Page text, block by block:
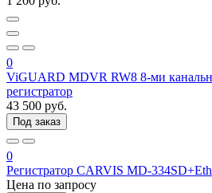
0
ViGUARD MDVR RW8 8-ми
регистратор
43 500 руб.
Под заказ
0
Регистратор CARVIS MD-334SD+Eth
Цена по запросу